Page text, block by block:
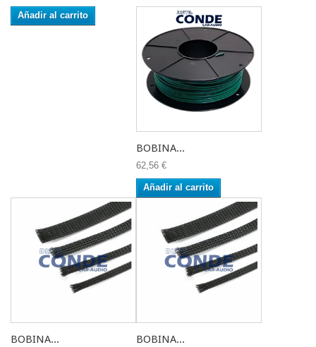
Añadir al carrito
BOBINA...
62,56 €
Añadir al carrito
BOBINA... BOBINA...